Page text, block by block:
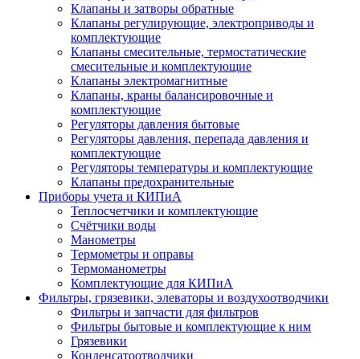
Клапаны и затворы обратные
Клапаны регулирующие, электроприводы и
комплектующие
Клапаны смесительные, термостатические
смесительные и комплектующие
Клапаны электромагнитные
Клапаны, краны балансировочные и
комплектующие
Регуляторы давления бытовые
Регуляторы давления, перепада давления и
комплектующие
Регуляторы температуры и комплектующие
Клапаны предохранительные
Приборы учета и КИПиА
Теплосчетчики и комплектующие
Счётчики воды
Манометры
Термометры и оправы
Термоманометры
Комплектующие для КИПиА
Фильтры, грязевики, элеваторы и воздухоотводчики
Фильтры и запчасти для фильтров
Фильтры бытовые и комплектующие к ним
Грязевики
Конденсатоотводчики